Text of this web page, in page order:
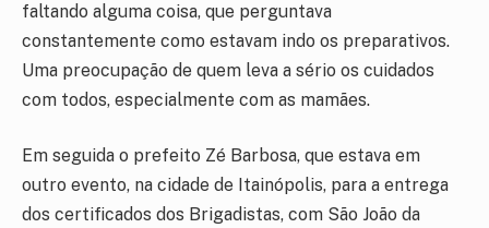
faltando alguma coisa, que perguntava
constantemente como estavam indo os preparativos.
Uma preocupação de quem leva a sério os cuidados
com todos, especialmente com as mamães.
Em seguida o prefeito Zé Barbosa, que estava em
outro evento, na cidade de Itainópolis, para a entrega
dos certificados dos Brigadistas, com São João da